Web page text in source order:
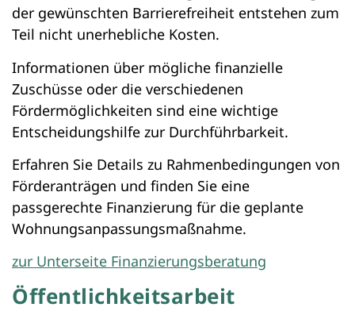
der gewünschten Barrierefreiheit entstehen zum
Teil nicht unerhebliche Kosten.
Informationen über mögliche finanzielle
Zuschüsse oder die verschiedenen
Fördermöglichkeiten sind eine wichtige
Entscheidungshilfe zur Durchführbarkeit.
Erfahren Sie Details zu Rahmenbedingungen von
Förderanträgen und finden Sie eine
passgerechte Finanzierung für die geplante
Wohnungsanpassungsmaßnahme.
zur Unterseite Finanzierungsberatung
Öffentlichkeitsarbeit